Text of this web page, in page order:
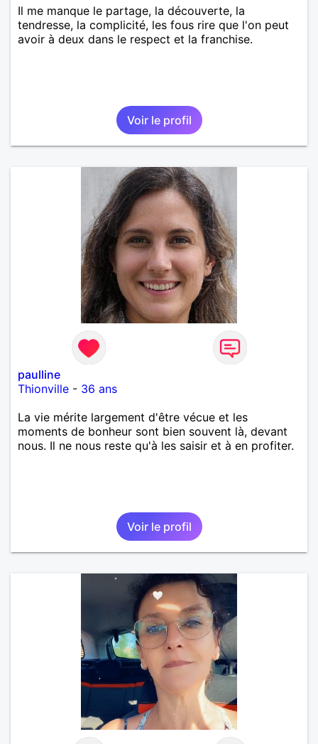
Il me manque le partage, la découverte, la
tendresse, la complicité, les fous rire que l'on peut
avoir à deux dans le respect et la franchise.
Voir le profil
paulline
Thionville - 36 ans
La vie mérite largement d'être vécue et les
moments de bonheur sont bien souvent là, devant
nous. Il ne nous reste qu'à les saisir et à en profiter.
Voir le profil